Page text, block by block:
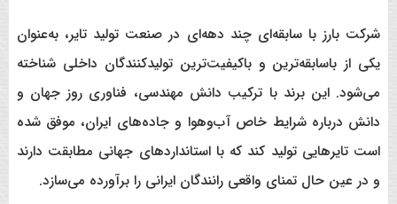
شرکت بارز با سابقه‌ای چند دهه‌ای در صنعت تولید تایر، به‌عنوان
یکی از باسابقه‌ترین و باکیفیت‌ترین تولیدکنندگان داخلی شناخته
می‌شود. این برند با ترکیب دانش مهندسی، فناوری روز جهان و
دانش درباره شرایط خاص آب‌وهوا و جاده‌های ایران، موفق شده
است تایرهایی تولید کند که با استانداردهای جهانی مطابقت دارند
و در عین حال تمنای واقعی رانندگان ایرانی را برآورده می‌سازد.